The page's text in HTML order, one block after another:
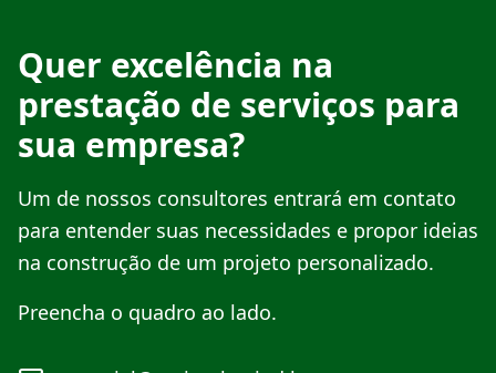
Quer excelência na
prestação de serviços para
sua empresa?
Um de nossos consultores entrará em contato
para entender suas necessidades e propor ideias
na construção de um projeto personalizado.
Preencha o quadro ao lado.